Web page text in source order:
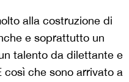
alla costruzione di
e soprattutto un
talento da dilettante e
così che sono arrivato a